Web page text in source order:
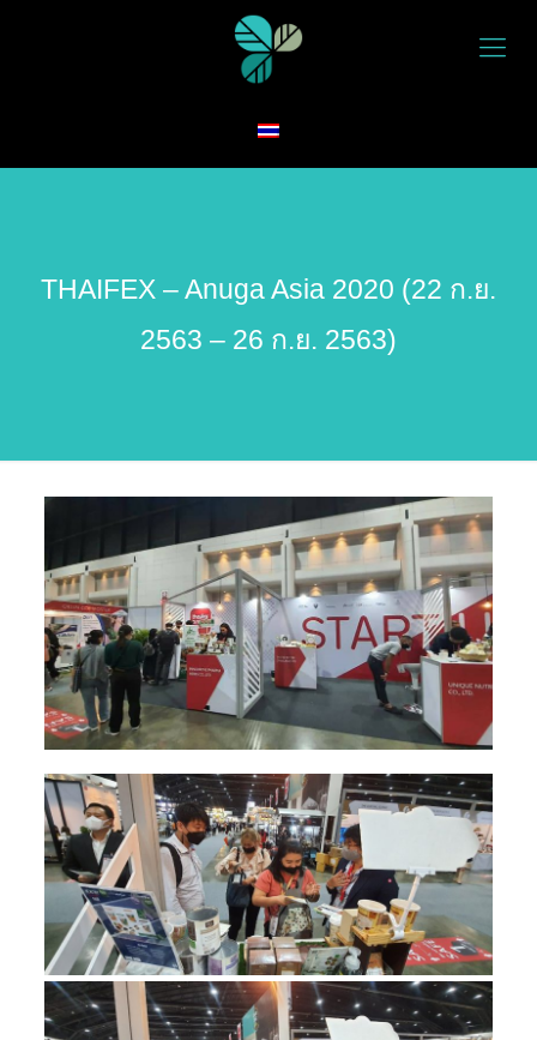
THAIFEX – Anuga Asia 2020 (22 ก.ย.
2563 – 26 ก.ย. 2563)